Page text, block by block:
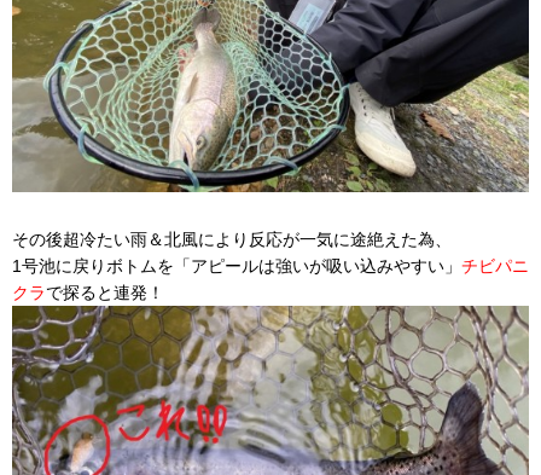
その後超冷たい雨＆北風により反応が一気に途絶えた為、
1号池に戻りボトムを「アピールは強いが吸い込みやすい」 チビパニ
クラで探ると連発！